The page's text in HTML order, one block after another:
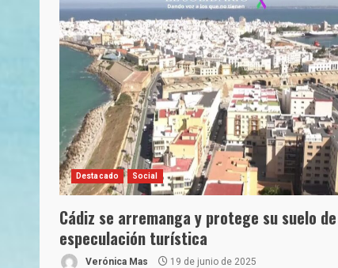
Destacado Social
Cádiz se arremanga y protege su suelo
especulación turística
Verónica Mas 19 de junio de 2025